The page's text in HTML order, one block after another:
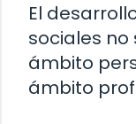
El
sociales
ámbito
ámbito